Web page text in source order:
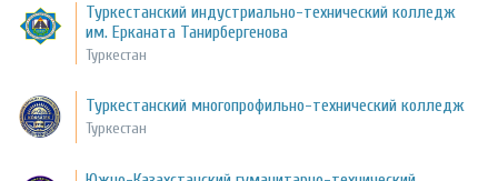
Туркестанский индустриально-технический колледж
им. Ерканата Танирбергенова
Туркестан
Туркестанский многопрофильно-технический колледж
Туркестан